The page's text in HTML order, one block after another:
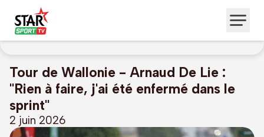
Tour de Wallonie - Arnaud De Lie :
"Rien à faire, j'ai été enfermé dans le
sprint"
2 juin 2026